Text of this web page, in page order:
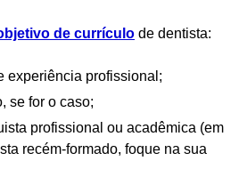
de currículo de dentista:
experiência profissional;
se for o caso;
profissional ou acadêmica (em
recém-formado, foque na sua